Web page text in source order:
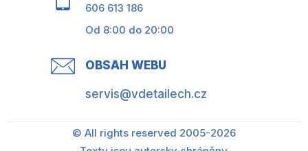
606 613 186
Od 8:00 do 20:00
OBSAH WEBU
servis@vdetailech.cz
© All rights reserved 2005-2026